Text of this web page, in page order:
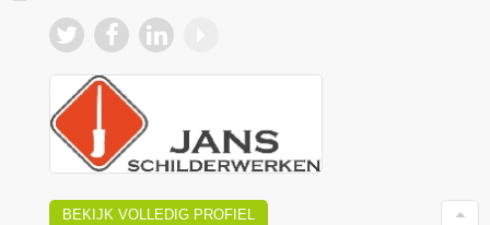
BEKIJK VOLLEDIG PROFIEL